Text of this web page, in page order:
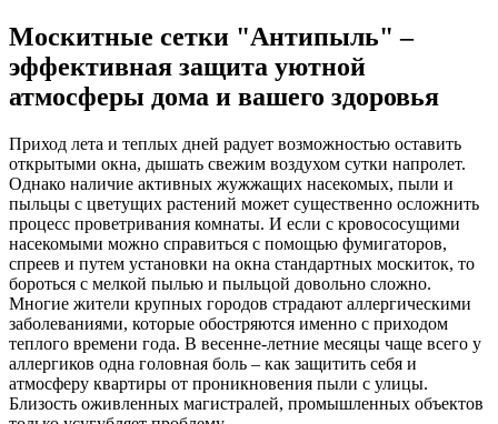
Москитные сетки "Антипыль" –
эффективная защита уютной
атмосферы дома и вашего здоровья
Приход лета и теплых дней радует возможностью оставить
открытыми окна, дышать свежим воздухом сутки напролет.
Однако наличие активных жужжащих насекомых, пыли и
пыльцы с цветущих растений может существенно осложнить
процесс проветривания комнаты. И если с кровососущими
насекомыми можно справиться с помощью фумигаторов,
спреев и путем установки на окна стандартных москиток, то
бороться с мелкой пылью и пыльцой довольно сложно.
Многие жители крупных городов страдают аллергическими
заболеваниями, которые обостряются именно с приходом
теплого времени года. В весенне-летние месяцы чаще всего у
аллергиков одна головная боль – как защитить себя и
атмосферу квартиры от проникновения пыли с улицы.
Близость оживленных магистралей, промышленных объектов